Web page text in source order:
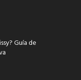
Guía de